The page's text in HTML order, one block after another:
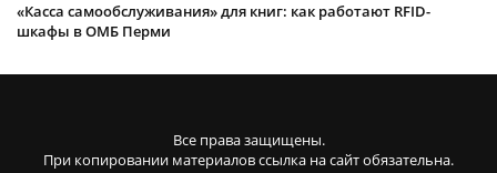
«Касса самообслуживания» для книг: как работают RFID-
шкафы в ОМБ Перми
Все права защищены.
При копировании материалов ссылка на сайт обязательна.